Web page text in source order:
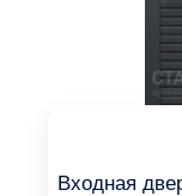
Входная